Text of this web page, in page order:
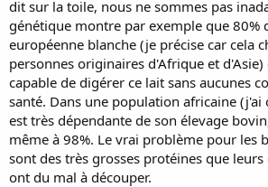
dit sur la toile, nous ne sommes pas
génétique montre par exemple que 80%
européenne blanche (je précise car cela
personnes originaires d'Afrique et
capable de digérer ce lait sans aucunes
santé. Dans une population africaine
est très dépendante de son élevage
même à 98%. Le vrai problème pour les
sont des très grosses protéines que
ont du mal à découper.